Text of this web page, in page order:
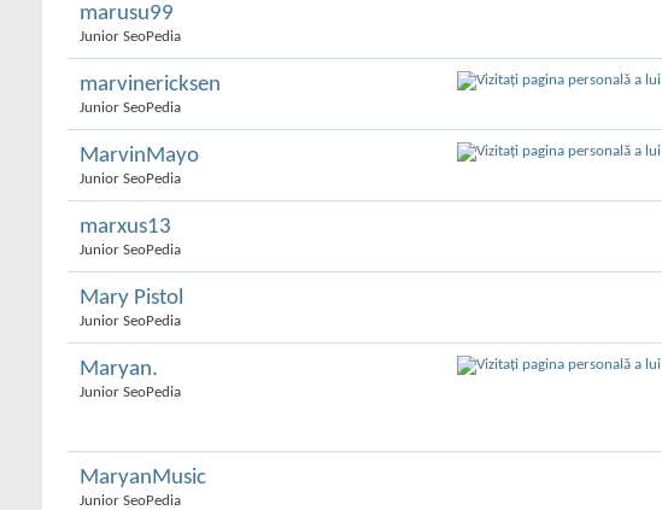
marusu99
Junior SeoPedia
marvinericksen
Junior SeoPedia
MarvinMayo
Junior SeoPedia
marxus13
Junior SeoPedia
Mary Pistol
Junior SeoPedia
Maryan.
Junior SeoPedia
MaryanMusic
Junior SeoPedia